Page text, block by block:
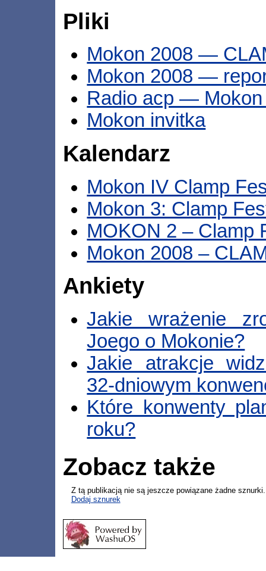
Pliki
Mokon 2008 —
Mokon 2008 —
Radio acp — Mokon
Mokon invitka
Kalendarz
Mokon IV Clamp
Mokon 3: Clamp
MOKON 2 – Clamp
Mokon 2008 –
Ankiety
Jakie wrażenie
Joego o Mokonie?
Jakie atrakcje
32-dniowym
Które konwenty
roku?
Zobacz także
Z tą publikacją nie są jeszcze powiązane żadne sznurki.
Dodaj sznurek